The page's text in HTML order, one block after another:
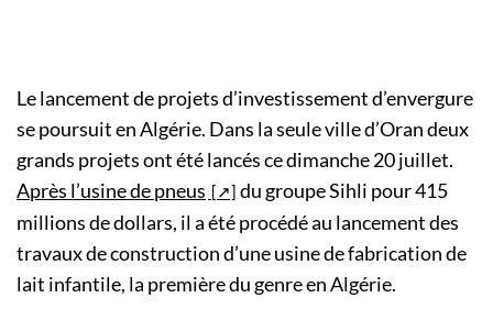
Le lancement de projets d’investissement d’envergure
se poursuit en Algérie. Dans la seule ville d’Oran deux
grands projets ont été lancés ce dimanche 20 juillet.
Après l’usine de pneus
du groupe Sihli pour 415
millions de dollars, il a été procédé au lancement des
travaux de construction d’une usine de fabrication de
lait infantile, la première du genre en Algérie.